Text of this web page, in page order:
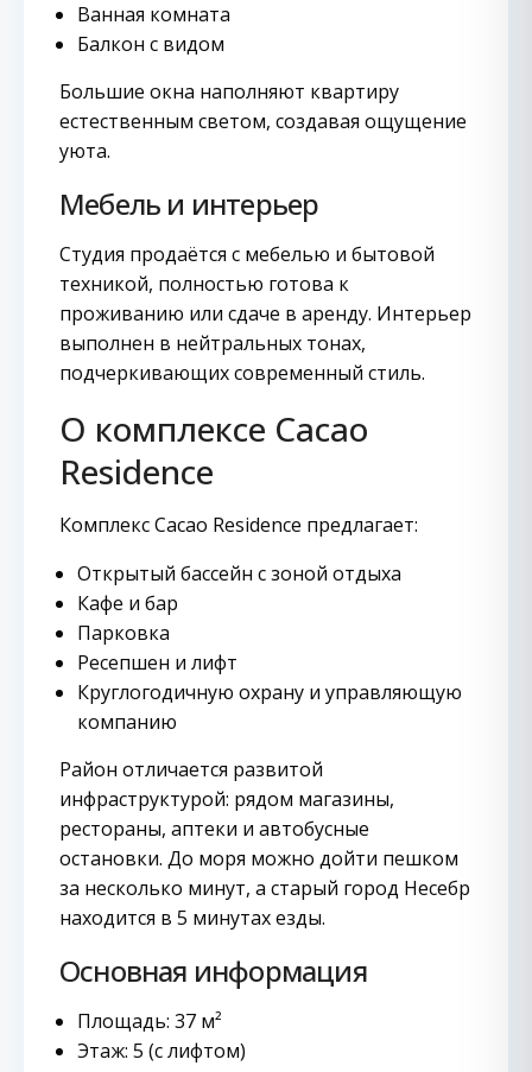
Ванная комната
Балкон с видом
Большие окна наполняют квартиру
естественным светом, создавая ощущение
уюта.
Мебель и интерьер
Студия продаётся с мебелью и бытовой
техникой, полностью готова к
проживанию или сдаче в аренду. Интерьер
выполнен в нейтральных тонах,
подчеркивающих современный стиль.
О комплексе Cacao
Residence
Комплекс Cacao Residence предлагает:
Открытый бассейн с зоной отдыха
Кафе и бар
Парковка
Ресепшен и лифт
Круглогодичную охрану и управляющую
компанию
Район отличается развитой
инфраструктурой: рядом магазины,
рестораны, аптеки и автобусные
остановки. До моря можно дойти пешком
за несколько минут, а старый город Несебр
находится в 5 минутах езды.
Основная информация
Площадь: 37 м²
Этаж: 5 (с лифтом)